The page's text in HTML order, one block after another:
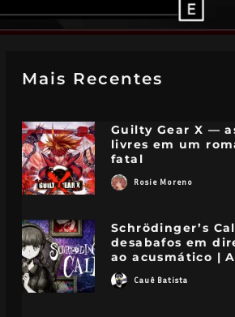
Mais Recentes
Guilty Gear X —
livres em um
fatal
Rosie Moreno
Schrödinger’s
desabafos em
ao acusmático |
Cauê Batista